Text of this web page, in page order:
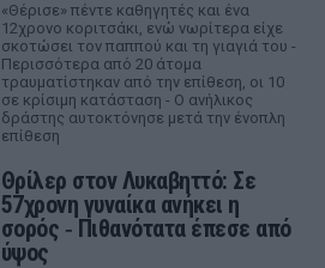
«Θέρισε» πέντε καθηγητές και ένα
12χρονο κοριτσάκι, ενώ νωρίτερα είχε
σκοτώσει τον παππού και τη γιαγιά του -
Περισσότερα από 20 άτομα
τραυματίστηκαν από την επίθεση, οι 10
σε κρίσιμη κατάσταση - Ο ανήλικος
δράστης αυτοκτόνησε μετά την ένοπλη
επίθεση
Θρίλερ στον Λυκαβηττό: Σε
57χρονη γυναίκα ανήκει η
σορός ‑ Πιθανότατα έπεσε από
ύψος